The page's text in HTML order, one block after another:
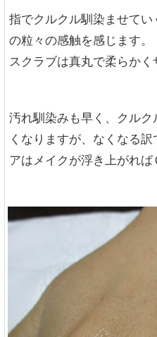
指でクルクル馴染ませて
の粒々の感触を感じます。
スクラブは真丸で柔らかく
汚れ馴染みも早く、クル
くなりますが、なくなる
アはメイクが浮き上がれば